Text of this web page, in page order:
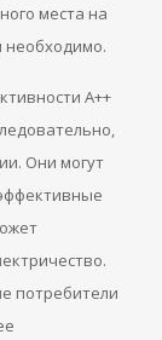
места на
необходимо.
A++
Они могут
потребители